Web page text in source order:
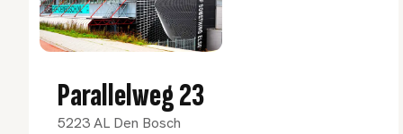
Parallelweg 23
5223 AL Den Bosch